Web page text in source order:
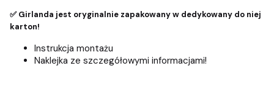
✅ Girlanda jest oryginalnie zapakowany w dedykowany do niej
karton!
Instrukcja montażu
Naklejka ze szczegółowymi informacjami!